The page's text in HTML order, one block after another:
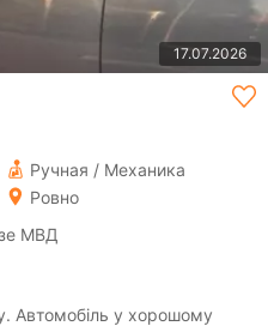
17.07.2026
Ручная / Механика
Ровно
МВД
Автомобіль у хорошому